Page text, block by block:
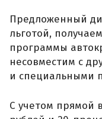
Предложенный
льготой,
программы
несовместим с
и специальными
С учетом прямой